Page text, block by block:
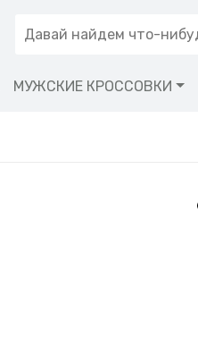
МУЖСКИЕ КРОССОВКИ